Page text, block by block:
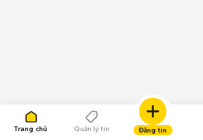
Trang chủ Quản lý tin Đăng tin